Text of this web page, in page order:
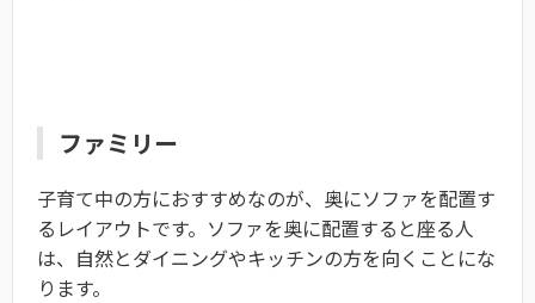
ファミリー
子育て中の方におすすめなのが、奥にソファを配置す
るレイアウトです。ソファを奥に配置すると座る人
は、自然とダイニングやキッチンの方を向くことにな
ります。